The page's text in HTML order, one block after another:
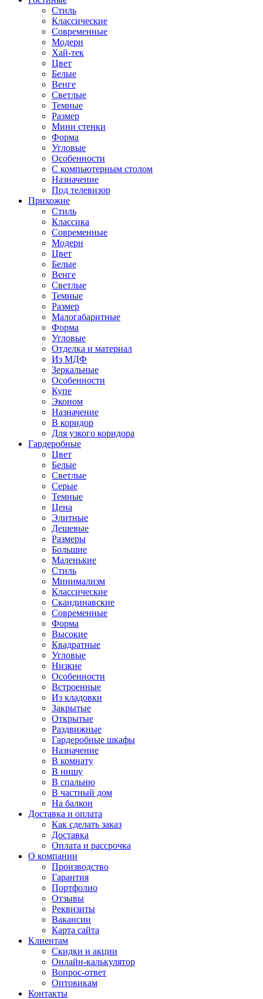
Стиль
Классические
Современные
Модерн
Хай-тек
Цвет
Белые
Венге
Светлые
Темные
Размер
Мини стенки
Форма
Угловые
Особенности
С компьютерным столом
Назначение
Под телевизор
Прихожие
Стиль
Классика
Современные
Модерн
Цвет
Белые
Венге
Светлые
Темные
Размер
Малогабаритные
Форма
Угловые
Отделка и материал
Из МДФ
Зеркальные
Особенности
Купе
Эконом
Назначение
В коридор
Для узкого коридора
Гардеробные
Цвет
Белые
Светлые
Серые
Темные
Цена
Элитные
Дешевые
Размеры
Большие
Маленькие
Стиль
Минимализм
Классические
Скандинавские
Современные
Форма
Высокие
Квадратные
Угловые
Низкие
Особенности
Встроенные
Из кладовки
Закрытые
Открытые
Раздвижные
Гардеробные шкафы
Назначение
В комнату
В нишу
В спальню
В частный дом
На балкон
Доставка и оплата
Как сделать заказ
Доставка
Оплата и рассрочка
О компании
Производство
Гарантия
Портфолио
Отзывы
Реквизиты
Вакансии
Карта сайта
Клиентам
Скидки и акции
Онлайн-калькулятор
Вопрос-ответ
Оптовикам
Контакты